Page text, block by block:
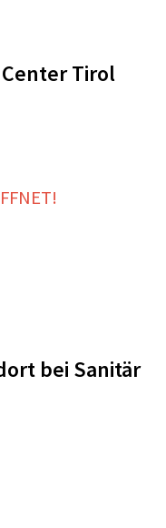
Tirol
bei Sanitär